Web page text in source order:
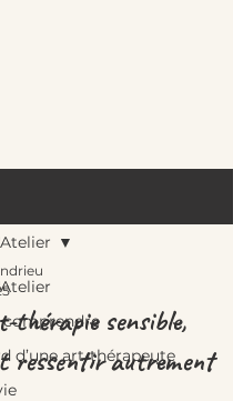
comprendre
d’une art-thérapeute
thérapie sensible,
ressentir autrement